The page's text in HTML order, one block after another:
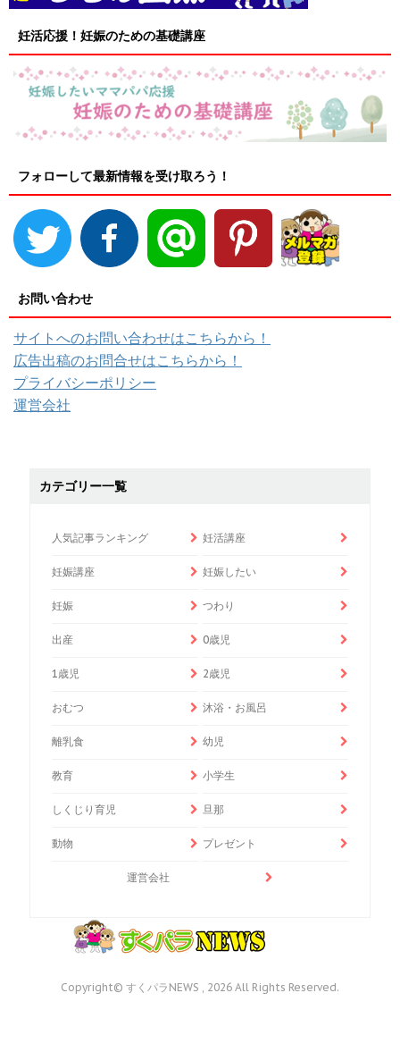
妊活応援！妊娠のための基礎講座
フォローして最新情報を受け取ろう！
お問い合わせ
サイトへのお問い合わせはこちらから！
広告出稿のお問合せはこちらから！
プライバシーポリシー
運営会社
カテゴリー一覧
人気記事ランキング 妊活講座
妊娠講座 妊娠したい
妊娠 つわり
出産 0歳児
1歳児 2歳児
おむつ 沐浴・お風呂
離乳食 幼児
教育 小学生
しくじり育児 旦那
動物 プレゼント
運営会社
Copyright© すくパラNEWS , 2026 All Rights Reserved.